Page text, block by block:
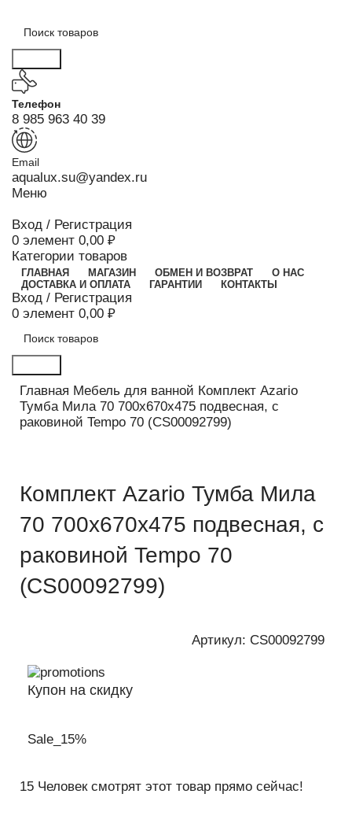
Телефон
8 985 963 40 39
Email
aqualux.su@yandex.ru
Меню
Вход / Регистрация
0 элемент 0,00 ₽
Категории товаров
ГЛАВНАЯ МАГАЗИН ОБМЕН И ВОЗВРАТ
О НАС
ДОСТАВКА И ОПЛАТА
ГАРАНТИИ КОНТАКТЫ
Вход / Регистрация
0 элемент 0,00 ₽
Главная Мебель для ванной Комплект Azario
Тумба Мила 70 700х670х475 подвесная, с
раковиной Tempo 70 (CS00092799)
Комплект Azario Тумба Мила
70 700х670х475 подвесная, с
раковиной Tempo 70
(CS00092799)
Артикул: CS00092799
Купон на скидку
Sale_15%
15 Человек смотрят этот товар прямо сейчас!